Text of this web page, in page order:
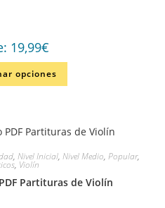
19,99€
opciones
, Nivel Inicial, Nivel Medio, Popular,
, Violín
Partituras de Violín